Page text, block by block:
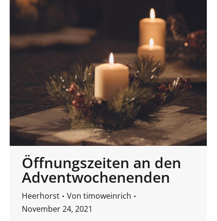
Öffnungszeiten an den
Adventwochenenden
Heerhorst Von timoweinrich
November 24, 2021